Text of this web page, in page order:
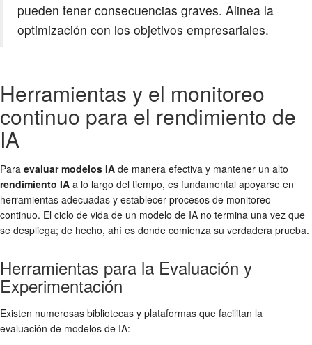
pueden tener consecuencias graves. Alinea la
optimización con los objetivos empresariales.
Herramientas y el monitoreo
continuo para el rendimiento de
IA
Para evaluar modelos IA de manera efectiva y mantener un alto
rendimiento IA a lo largo del tiempo, es fundamental apoyarse en
herramientas adecuadas y establecer procesos de monitoreo
continuo. El ciclo de vida de un modelo de IA no termina una vez que
se despliega; de hecho, ahí es donde comienza su verdadera prueba.
Herramientas para la Evaluación y
Experimentación
Existen numerosas bibliotecas y plataformas que facilitan la
evaluación de modelos de IA: